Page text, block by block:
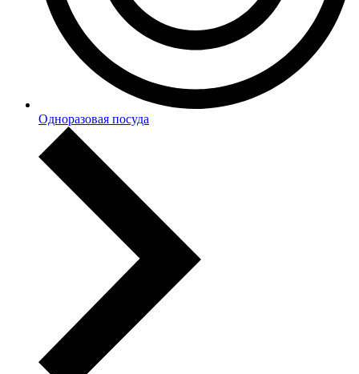
Одноразовая посуда